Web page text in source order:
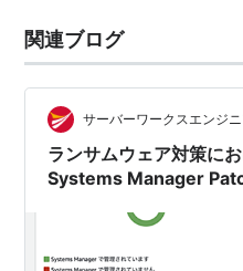
Amazon EC2の利用は有
スの実行時間及びデータ転
News
米アマゾン、クラウドサ
ユーザー層拡大へ本腰
関連ブログ
サーバーワークスエンジ
ランサムウェア対策に
Systems Manager